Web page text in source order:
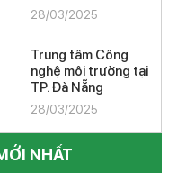
28/03/2025
Trung tâm Công
nghệ môi trường tại
TP. Đà Nẵng
28/03/2025
NHẤT